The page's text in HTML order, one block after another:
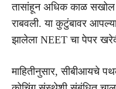
तासांहून अधिक काळ सखोल
राबवली. या कुटुंबावर
झालेला NEET चा पेपर
माहितीनुसार, सीबीआयचे